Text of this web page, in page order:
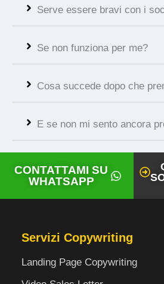
Serve essere bravi con i
Se non funziona per me?
Cosa succede dopo che
E se non mi sento ancora
CONTATTAMI SU
WHATSAPP
Servizi Copywriting
Landing Page Copywriting